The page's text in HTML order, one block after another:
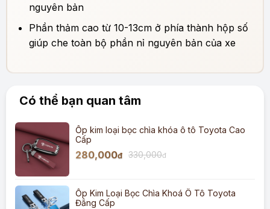
nguyên bản
Phần thảm cao từ 10-13cm ở phía thành hộp số
giúp che toàn bộ phần nỉ nguyên bản của xe
Có thể bạn quan tâm
Ốp kim loại bọc chìa khóa ô tô Toyota Cao
Cấp
280,000đ 330,000đ
Ốp Kim Loại Bọc Chìa Khoá Ô Tô Toyota
Đẳng Cấp